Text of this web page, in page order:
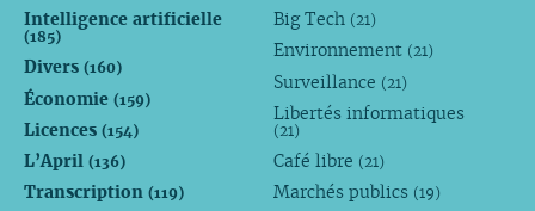
Intelligence artificielle
(185)
Divers (160)
Économie (159)
Licences (154)
L’April (136)
Transcription (119)
Big Tech (21)
Environnement (21)
Surveillance (21)
Libertés informatiques
(21)
Café libre (21)
Marchés publics (19)